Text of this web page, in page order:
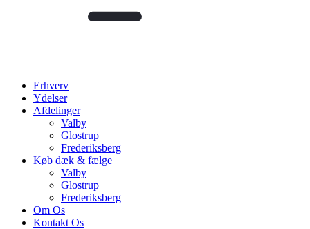
Erhverv
Ydelser
Afdelinger
Valby
Glostrup
Frederiksberg
Køb dæk & fælge
Valby
Glostrup
Frederiksberg
Om Os
Kontakt Os